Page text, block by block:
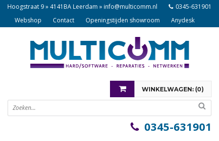
Hoogstraat 9 » 4141BA Leerdam »info@multicomm.nl
0345-631901
Webshop
Contact Openingstijden showroom Anydesk
WINKELWAGEN: (0)
U heeft nog geen items in uw winkelwagen
0345-631901